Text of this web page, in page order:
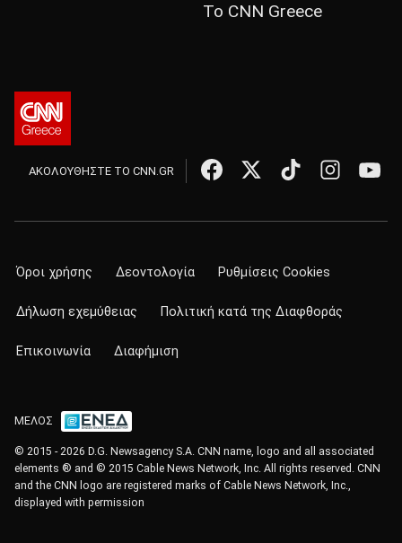
Το CNN Greece
ΑΚΟΛΟΥΘΗΣΤΕ ΤΟ CNN.GR
Όροι χρήσης Δεοντολογία Ρυθμίσεις Cookies
Δήλωση εχεμύθειας Πολιτική κατά της Διαφθοράς
Επικοινωνία Διαφήμιση
ΜΕΛΟΣ
© 2015 - 2026 D.G. Newsagency S.A. CNN name, logo and all associated
elements ® and © 2015 Cable News Network, Inc. All rights reserved. CNN
and the CNN logo are registered marks of Cable News Network, Inc.,
displayed with permission